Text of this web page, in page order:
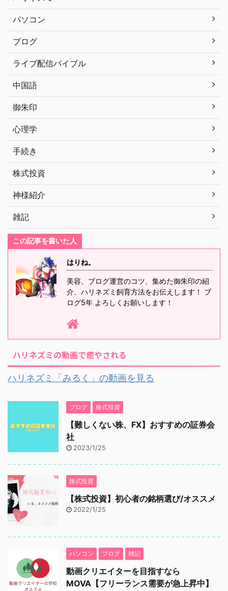
パソコン
ブログ
ライブ配信バイブル
中国語
御朱印
心理学
手続き
株式投資
神様紹介
雑記
この記事を書いた人
はりね。
美容、ブログ運営のコツ、集めた御朱印の紹
介、ハリネズミ飼育方法をお伝えします！ ブ
ログ5年 よろしくお願いします！
ハリネズミの動画で癒やされる
ハリネズミ「みるく」の動画を見る
ブログ 株式投資
【難しくない株、FX】おすすめの証券会
社
2023/1/25
株式投資
【株式投資】初心者の銘柄選び/オススメ
2022/1/25
パソコン ブログ 雑記
動画クリエイターを目指すなら
MOVA【フリーランス需要が急上昇中】